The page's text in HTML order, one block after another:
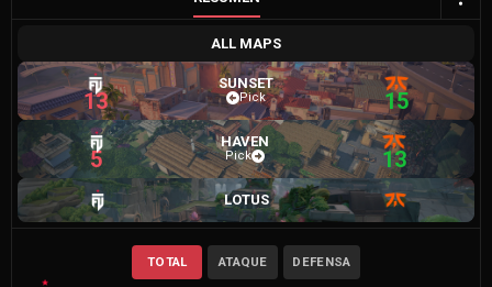
ALL MAPS
13
SUNSET
Pick 15
5
HAVEN
Pick 13
LOTUS
TOTAL ATAQUE DEFENSA